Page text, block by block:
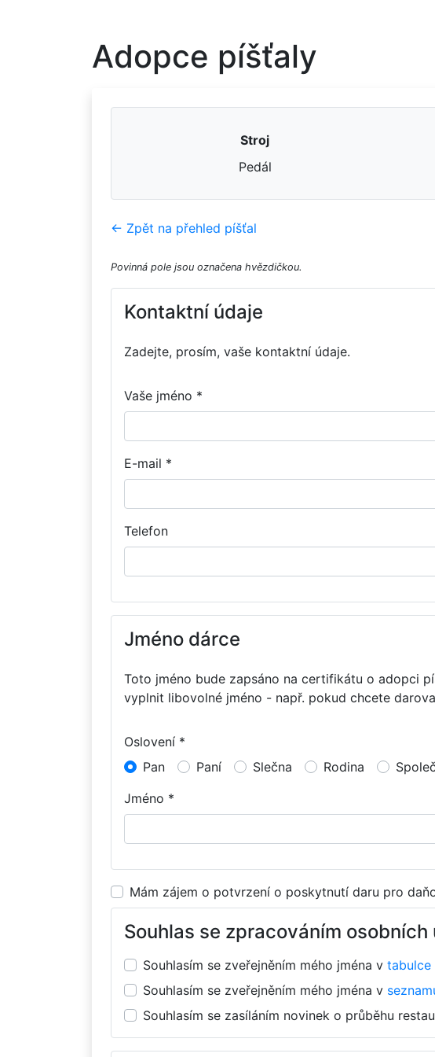
Adopce píšťaly
Stroj
Pedál
← Zpět na přehled píšťal
Povinná pole jsou označena hvězdičkou.
Kontaktní údaje
Zadejte, prosím, vaše kontaktní údaje.
Vaše jméno *
E-mail *
Telefon
Jméno dárce
Toto jméno bude zapsáno na certifikátu o adopci
vyplnit libovolné jméno - např. pokud chcete
Oslovení *
Pan
Paní Slečna Rodina
Jméno *
Mám zájem o potvrzení o poskytnutí daru pro
Souhlas se zpracováním osobních
Souhlasím se zveřejněním mého jména v tabulce
Souhlasím se zveřejněním mého jména v
Souhlasím se zasíláním novinek o průběhu